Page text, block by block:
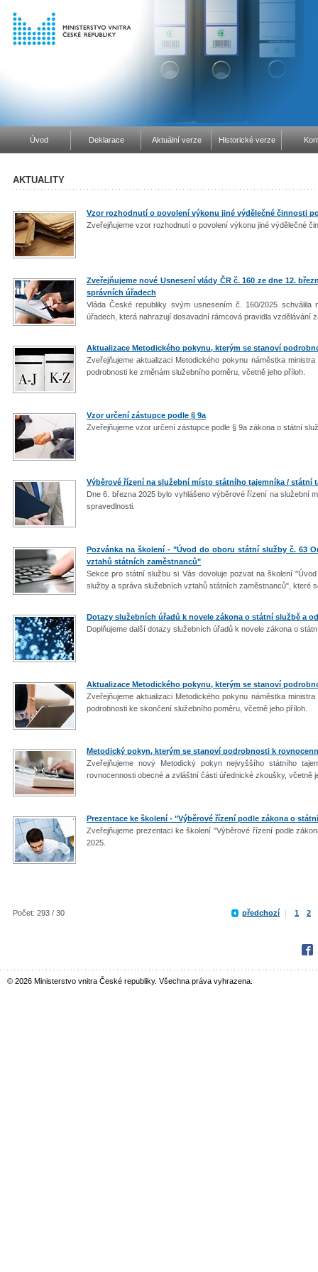
Úvod Deklarace Aktuální verze Historické verze
AKTUALITY
Vzor rozhodnutí o povolení výkonu jiné výdělečné činnosti
Zveřejňujeme vzor rozhodnutí o povolení výkonu jiné výdělečné
Zveřejňujeme nové Usnesení vlády ČR č. 160 ze dne 12.
správních úřadech
Vláda České republiky svým usnesením č. 160/2025
úřadech, která nahrazují dosavadní rámcová pravidla vzdělávání
Aktualizace Metodického pokynu, kterým se stanoví
Zveřejňujeme aktualizaci Metodického pokynu náměstka
podrobnosti ke změnám služebního poměru, včetně jeho příloh.
Vzor určení zástupce podle § 9a
Zveřejňujeme vzor určení zástupce podle § 9a zákona o státní
Výběrové řízení na služební místo státního tajemníka / státní
Dne 6. března 2025 bylo vyhlášeno výběrové řízení na služební
spravedlnosti.
Pozvánka na školení - "Úvod do oboru státní služby č. 63
vztahů státních zaměstnanců"
Sekce pro státní službu si Vás dovoluje pozvat na školení
služby a správa služebních vztahů státních zaměstnanců", které
Dotazy služebních úřadů k novele zákona o státní službě a
Doplňujeme další dotazy služebních úřadů k novele zákona o
Aktualizace Metodického pokynu, kterým se stanoví
Zveřejňujeme aktualizaci Metodického pokynu náměstka
podrobnosti ke skončení služebního poměru, včetně jeho příloh.
Metodický pokyn, kterým se stanoví podrobnosti k
Zveřejňujeme nový Metodický pokyn nejvyššího státního
rovnocennosti obecné a zvláštní části úřednické zkoušky, včetně
Prezentace ke školení - "Výběrové řízení podle zákona o
Zveřejňujeme prezentaci ke školení "Výběrové řízení podle
2025.
Počet: 293 / 30 předchozí | 1 2
© 2026 Ministerstvo vnitra České republiky. Všechna práva vyhrazena.